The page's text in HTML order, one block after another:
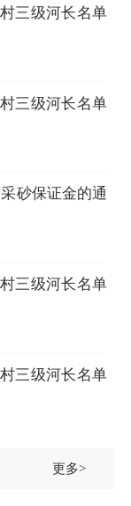
三级河长名单
三级河长名单
砂保证金的通
三级河长名单
三级河长名单
更多>